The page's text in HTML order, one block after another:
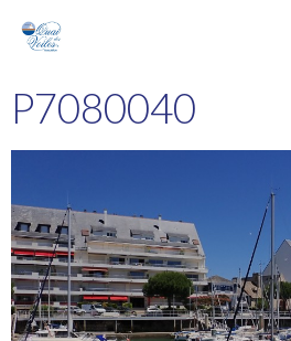
P7080040